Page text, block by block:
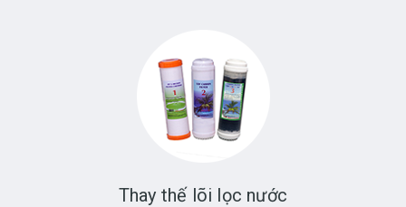
Thay thế lõi lọc nước